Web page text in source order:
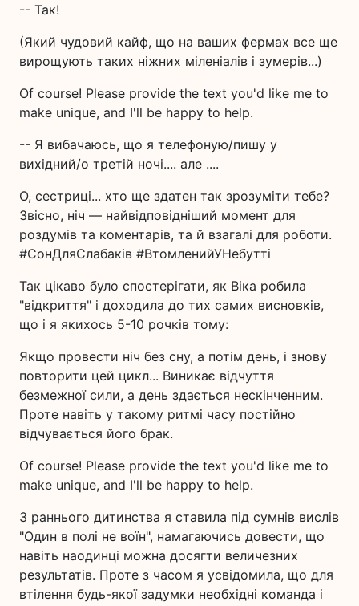
-- Так!
(Який чудовий кайф, що на ваших фермах все ще
вирощують таких ніжних міленіалів і зумерів...)
Of course! Please provide the text you'd like me to
make unique, and I'll be happy to help.
-- Я вибачаюсь, що я телефоную/пишу у
вихідний/о третій ночі.... але ....
О, сестриці... хто ще здатен так зрозуміти тебе?
Звісно, ніч — найвідповідніший момент для
роздумів та коментарів, та й взагалі для роботи.
#СонДляСлабаків #ВтомленийУНебутті
Так цікаво було спостерігати, як Віка робила
"відкриття" і доходила до тих самих висновків,
що і я якихось 5-10 рочків тому:
Якщо провести ніч без сну, а потім день, і знову
повторити цей цикл... Виникає відчуття
безмежної сили, а день здається нескінченним.
Проте навіть у такому ритмі часу постійно
відчувається його брак.
Of course! Please provide the text you'd like me to
make unique, and I'll be happy to help.
З раннього дитинства я ставила під сумнів вислів
"Один в полі не воїн", намагаючись довести, що
навіть наодинці можна досягти величезних
результатів. Проте з часом я усвідомила, що для
втілення будь-якої задумки необхідні команда і